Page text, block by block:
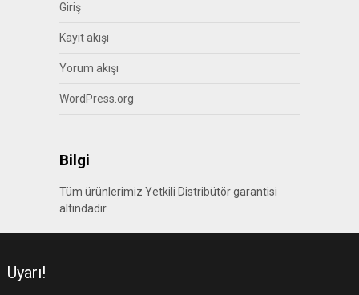
Giriş
Kayıt akışı
Yorum akışı
WordPress.org
Bilgi
Tüm ürünlerimiz Yetkili Distribütör garantisi
altındadır.
Uyarı!